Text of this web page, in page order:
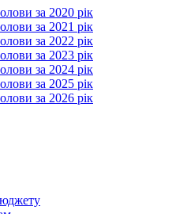
за 2020 рік
за 2021 рік
за 2022 рік
за 2023 рік
за 2024 рік
за 2025 рік
за 2026 рік